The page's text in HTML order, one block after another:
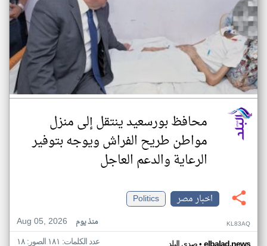
محافظ بورسعيد ينتقل إلى منزل
مواطن طريح الفراش ويوجه بتوفير
الرعاية والدعم العاجل
اخبار مصر
Politics
Aug 05, 2026
منذ يوم KL83AQ
صدى البلد elbalad.news عدد الكلمات: ١٨١ الصور: ١٨